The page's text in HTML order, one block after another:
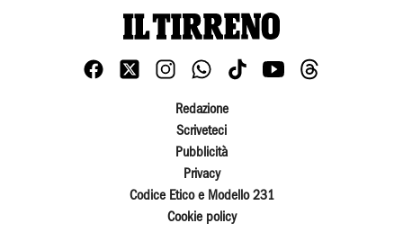
Redazione
Scriveteci
Pubblicità
Privacy
Codice Etico e Modello 231
Cookie policy